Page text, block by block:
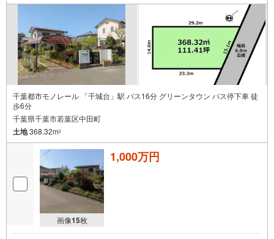
千葉都市モノレール 「千城台」駅 バス16分 グリーンタウン バス停下車 徒
歩6分
千葉県千葉市若葉区中田町
土地368.32m2
画像15枚
1,000万円